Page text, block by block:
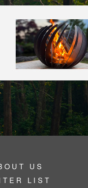
US
LIST